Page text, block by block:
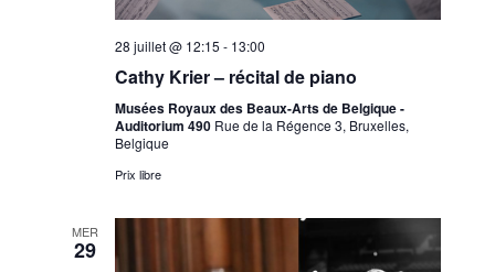
28 juillet @ 12:15 - 13:00
Cathy Krier – récital de piano
Musées Royaux des Beaux-Arts de Belgique -
Auditorium 490 Rue de la Régence 3, Bruxelles,
Belgique
Prix libre
MER
29